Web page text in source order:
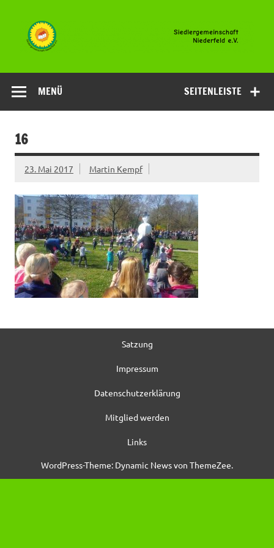
springen
Niederfeld
SEITENLEISTE
MENÜ
16
23. Mai 2017 Martin Kempf
Satzung
Impressum
Datenschutzerklärung
Mitglied werden
Links
WordPress-Theme: Dynamic News von ThemeZee.